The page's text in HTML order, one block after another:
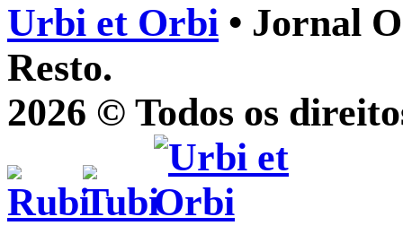
Urbi et Orbi • Jornal
Resto.
2026 © Todos os